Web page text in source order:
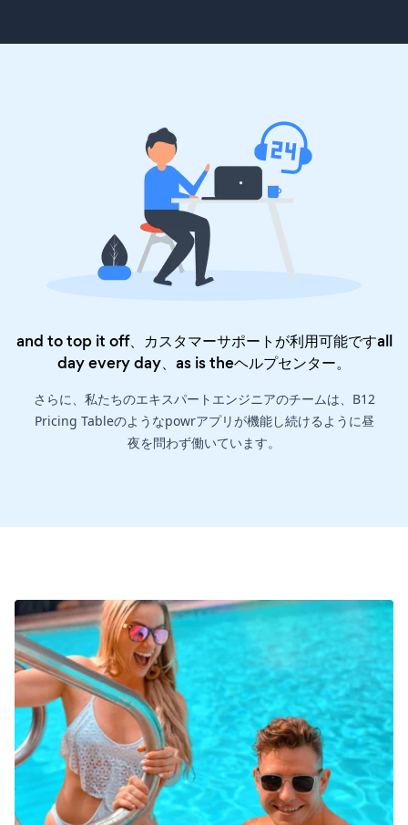
and to top it off、カスタマーサポートが利用可能ですall
day every day、as is theヘルプセンター。
さらに、私たちのエキスパートエンジニアのチームは、B12
Pricing Tableのようなpowrアプリが機能し続けるように昼
夜を問わず働いています。